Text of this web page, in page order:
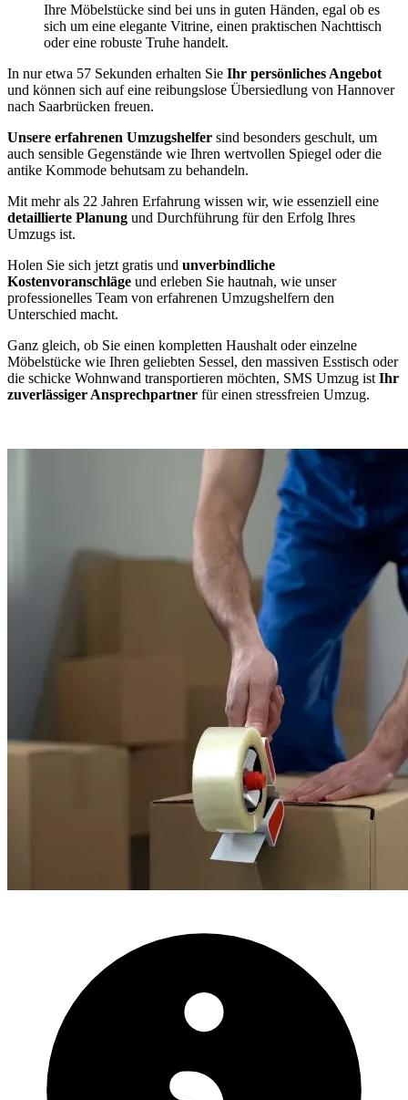
Ihre Möbelstücke sind bei uns in guten Händen, egal ob es
sich um eine elegante Vitrine, einen praktischen Nachttisch
oder eine robuste Truhe handelt.
In nur etwa 57 Sekunden erhalten Sie Ihr persönliches Angebot
und können sich auf eine reibungslose Übersiedlung von Hannover
nach Saarbrücken freuen.
Unsere erfahrenen Umzugshelfer sind besonders geschult, um
auch sensible Gegenstände wie Ihren wertvollen Spiegel oder die
antike Kommode behutsam zu behandeln.
Mit mehr als 22 Jahren Erfahrung wissen wir, wie essenziell eine
detaillierte Planung und Durchführung für den Erfolg Ihres
Umzugs ist.
Holen Sie sich jetzt gratis und unverbindliche
Kostenvoranschläge und erleben Sie hautnah, wie unser
professionelles Team von erfahrenen Umzugshelfern den
Unterschied macht.
Ganz gleich, ob Sie einen kompletten Haushalt oder einzelne
Möbelstücke wie Ihren geliebten Sessel, den massiven Esstisch oder
die schicke Wohnwand transportieren möchten, SMS Umzug ist Ihr
zuverlässiger Ansprechpartner für einen stressfreien Umzug.